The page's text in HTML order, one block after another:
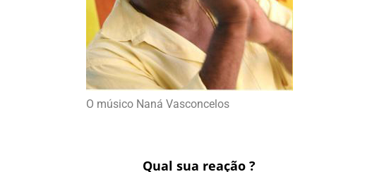
O músico Naná Vasconcelos
Qual sua reação ?